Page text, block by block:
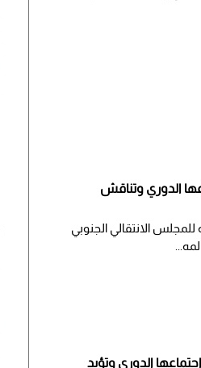
الدوري وتناقش
للمجلس الانتقالي الجنوبي
الدوري وتؤيد